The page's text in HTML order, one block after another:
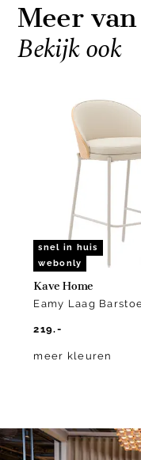
Meer
Bekijk ook
snel in huis
webonly
Kave Home
Eamy Laag
219.-
meer kleuren